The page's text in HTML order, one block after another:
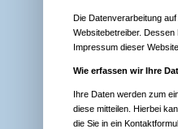
Die Datenverarbeitung
Websitebetreiber.
Impressum dieser
Wie erfassen wir Ihre
Ihre Daten werden zum
diese mitteilen. Hierbei
die Sie in ein